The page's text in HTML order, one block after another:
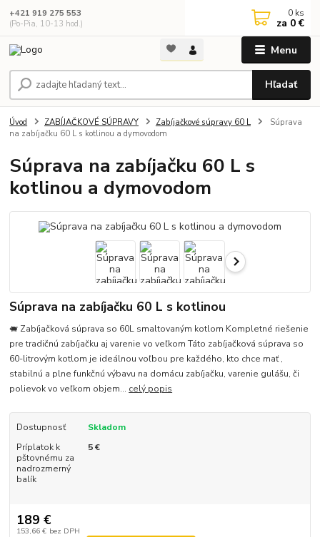
Menu
Hľadať
+421 919 275 553
(Po-Pia, 10-13 hod.)
0 ks
za 0 €
Úvod ZABÍJAČKOVÉ SÚPRAVY Zabíjačkové súpravy 60 L
Súprava
na zabíjačku 60 L s kotlinou a dymovodom
Súprava na zabíjačku 60 L s
kotlinou a dymovodom
Súprava na zabíjačku 60 L s kotlinou
🐖 Zabíjačková súprava so 60L smaltovaným kotlom Kompletné riešenie
pre tradičnú zabíjačku aj varenie vo veľkom Táto zabíjačková súprava so
60-litrovým kotlom je ideálnou voľbou pre každého, kto chce mať ,
stabilnú a plne funkčnú výbavu na domácu zabíjačku, varenie gulášu, či
polievok vo veľkom objem... celý popis
Dostupnosť
Skladom
Príplatok k
pštovnému za
nadrozmerný
balík
5 €
189 €
153,66 € bez DPH